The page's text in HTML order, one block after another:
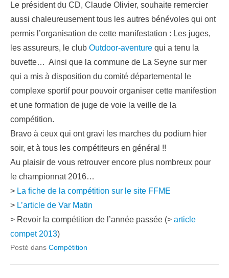
Le président du CD, Claude Olivier, souhaite remercier
aussi chaleureusement tous les autres bénévoles qui ont
permis l’organisation de cette manifestation : Les juges,
les assureurs, le club Outdoor-aventure qui a tenu la
buvette… Ainsi que la commune de La Seyne sur mer
qui a mis à disposition du comité départemental le
complexe sportif pour pouvoir organiser cette manifestion
et une formation de juge de voie la veille de la
compétition.
Bravo à ceux qui ont gravi les marches du podium hier
soir, et à tous les compétiteurs en général !!
Au plaisir de vous retrouver encore plus nombreux pour
le championnat 2016…
> La fiche de la compétition sur le site FFME
> L’article de Var Matin
> Revoir la compétition de l’année passée (> article
compet 2013)
Posté dans Compétition